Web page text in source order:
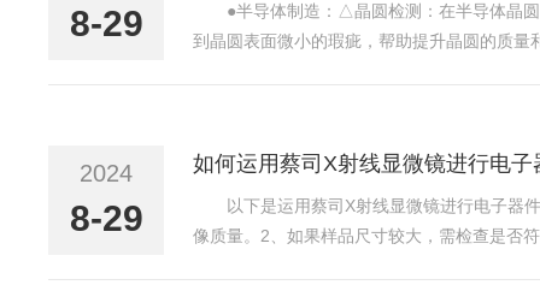
8-29
●半导体制造：△晶圆检测：在半导体晶
到晶圆表面微小的瑕疵，帮助提升晶圆的质
2024
8-29
如何运用蔡司X射线显微镜进行电
以下是运用蔡司X射线显微镜进行电子器
像质量。2、如果样品尺寸较大，需检查是否